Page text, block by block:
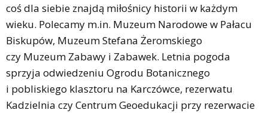
coś dla siebie znajdą miłośnicy historii w każdym
wieku. Polecamy m.in. Muzeum Narodowe w Pałacu
Biskupów, Muzeum Stefana Żeromskiego
czy Muzeum Zabawy i Zabawek. Letnia pogoda
sprzyja odwiedzeniu Ogrodu Botanicznego
i pobliskiego klasztoru na Karczówce, rezerwatu
Kadzielnia czy Centrum Geoedukacji przy rezerwacie